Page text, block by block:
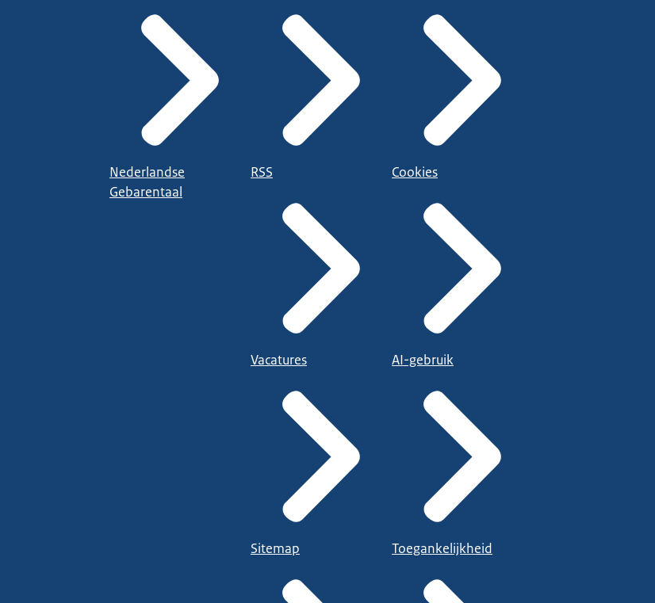
Nederlandse
Gebarentaal
RSS
Vacatures
Sitemap
Cookies
AI-gebruik
Toegankelijkheid